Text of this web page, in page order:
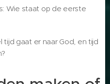
Wie staat op de eerste
tijd gaat er naar God, en tijd